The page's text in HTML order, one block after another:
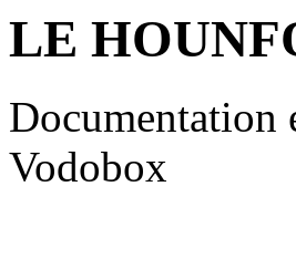
LE
Documentation
Vodobox